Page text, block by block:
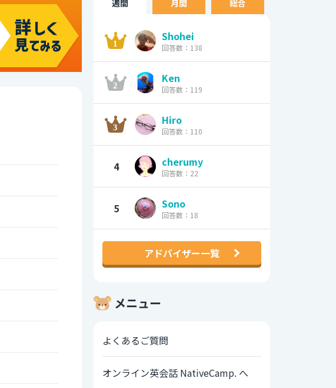
週間 月間 総合
Shohei
回答数：138
Ken
回答数：119
Hiro
回答数：110
4 cherumy
回答数：22
5 Sono
回答数：18
アドバイザー一覧
メニュー
よくあるご質問
オンライン英会話 NativeCamp. へ